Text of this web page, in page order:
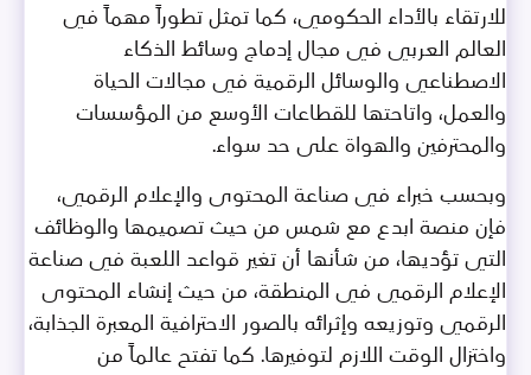
للارتقاء بالأداء الحكومي، كما تمثل تطوراً مهماً في
العالم العربي في مجال إدماج وسائط الذكاء
الاصطناعي والوسائل الرقمية في مجالات الحياة
والعمل، واتاحتها للقطاعات الأوسع من المؤسسات
والمحترفين والهواة على حد سواء.
وبحسب خبراء في صناعة المحتوى والإعلام الرقمي،
فإن منصة ابدع مع شمس من حيث تصميمها والوظائف
التي تؤديها، من شأنها أن تغير قواعد اللعبة في صناعة
الإعلام الرقمي في المنطقة، من حيث إنشاء المحتوى
الرقمي وتوزيعه وإثرائه بالصور الاحترافية المعبرة الجذابة،
واختزال الوقت اللازم لتوفيرها. كما تفتح عالماً من